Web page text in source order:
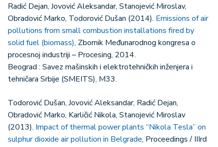
Radić Dejan, Jovović Aleksandar, Stanojević Miroslav,
Obradović Marko, Todorović Dušan (2014). Emissions of air
pollutions from small combustion installations fired by
solid fuel (biomass), Zbornik Međunarodnog kongresa o
procesnoj industriji – Procesing, 2014.
Beograd : Savez mašinskih i elektrotehničkih inženjera i
tehničara Srbije (SMEITS), M33.
Todorović Dušan, Jovović Aleksandar, Radić Dejan,
Obradović Marko, Karličić Nikola, Stanojević Miroslav
(2013). Impact of thermal power plants “Nikola Tesla” on
sulphur dioxide air pollution in Belgrade, Proceedings / IIIrd